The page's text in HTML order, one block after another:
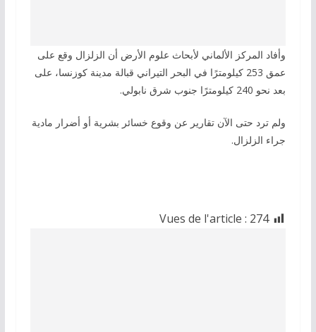
وأفاد المركز الألماني لأبحاث علوم الأرض أن الزلزال ‌وقع على
عمق 253 ‌كيلومترًا في البحر التيراني قبالة مدينة كوزنسا، على
بعد نحو 240 كيلومترًا جنوب شرق نابولي.
ولم ترد حتى الآن تقارير عن وقوع خسائر بشرية أو أضرار مادية
جراء الزلزال.
Vues de l'article : 274